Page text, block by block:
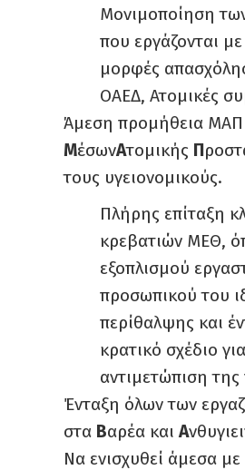
Μονιμοποίηση
που εργάζονται με
μορφές
ΟΑΕΔ, Ατομικές
Άμεση προμήθεια
ΜέσωνΑτομικής Π
τους υγειονομικούς.
Πλήρης επίταξη
κρεβατιών ΜΕΘ,
εξοπλισμού
προσωπικού του
περίθαλψης και
κρατικό σχέδιο
αντιμετώπιση
Ένταξη όλων των
στα Βαρέα και Α
Να ενισχυθεί άμεσα με